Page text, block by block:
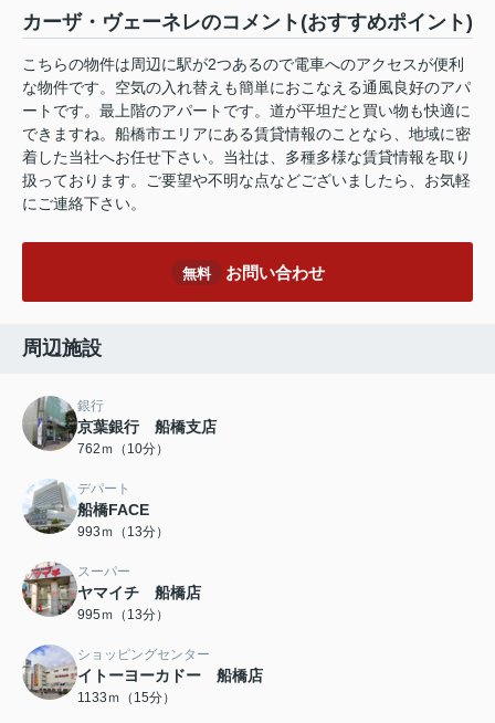
カーザ・ヴェーネレのコメント(おすすめポイント)
こちらの物件は周辺に駅が2つあるので電車へのアクセスが便利
な物件です。空気の入れ替えも簡単におこなえる通風良好のアパ
ートです。最上階のアパートです。道が平坦だと買い物も快適に
できますね。船橋市エリアにある賃貸情報のことなら、地域に密
着した当社へお任せ下さい。当社は、多種多様な賃貸情報を取り
扱っております。ご要望や不明な点などございましたら、お気軽
にご連絡下さい。
無料 お問い合わせ
周辺施設
銀行
京葉銀行 船橋支店
762ｍ（10分）
デパート
船橋FACE
993ｍ（13分）
スーパー
ヤマイチ 船橋店
995ｍ（13分）
ショッピングセンター
イトーヨーカドー 船橋店
1133ｍ（15分）